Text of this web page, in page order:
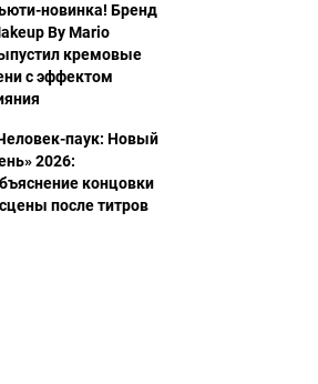
новинка! Бренд
By Mario
кремовые
с эффектом
паук: Новый
2026:
концовки
после титров